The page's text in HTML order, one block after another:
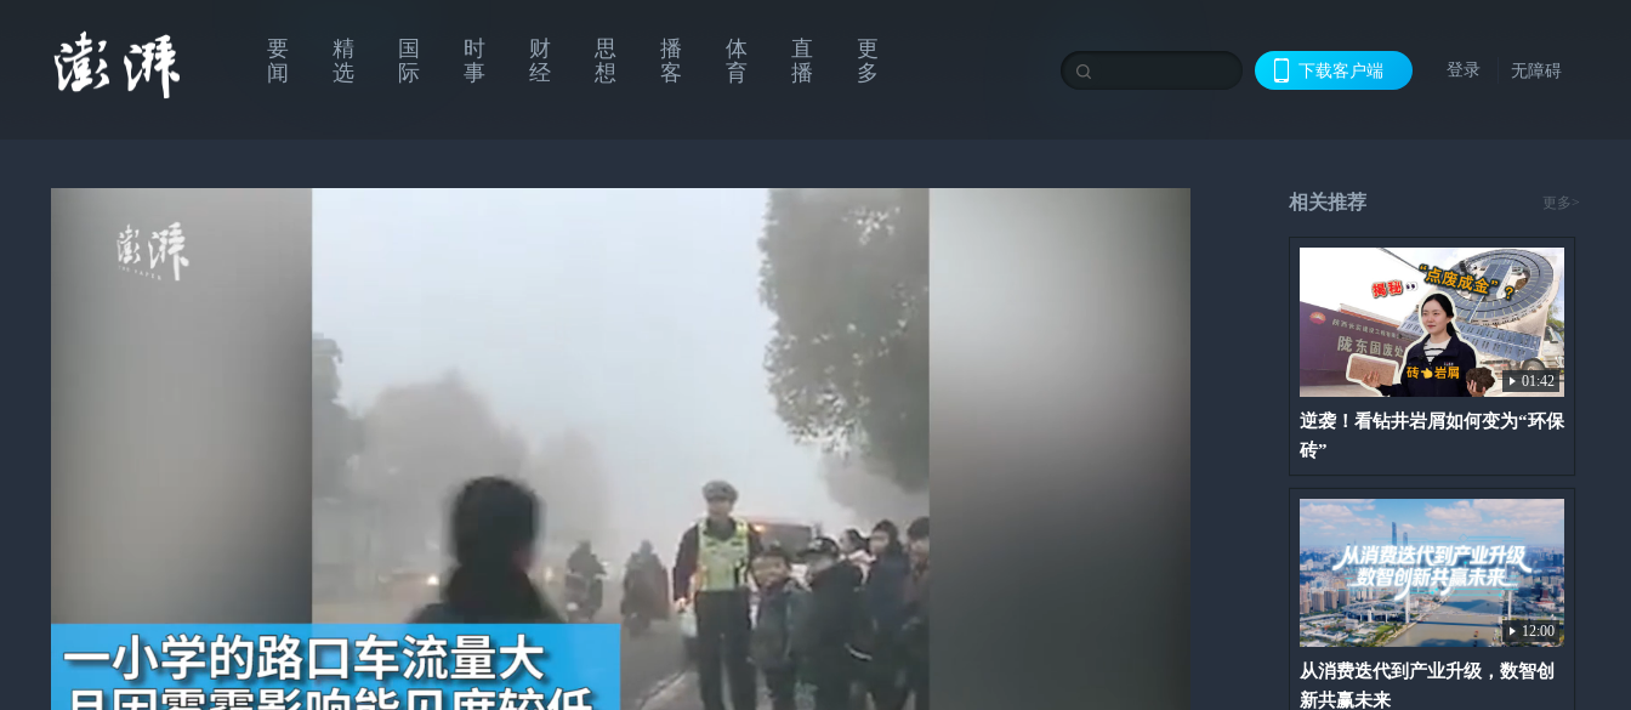
要
闻
精
选
国
际
时
事
财
经
思
想
播
客
体
育
直
播
更
多
下载客户端 登录 无障碍
相关推荐 更多>
01:42
逆袭！看钻井岩屑如何变为“环保
砖”
12:00
从消费迭代到产业升级，数智创
新共赢未来